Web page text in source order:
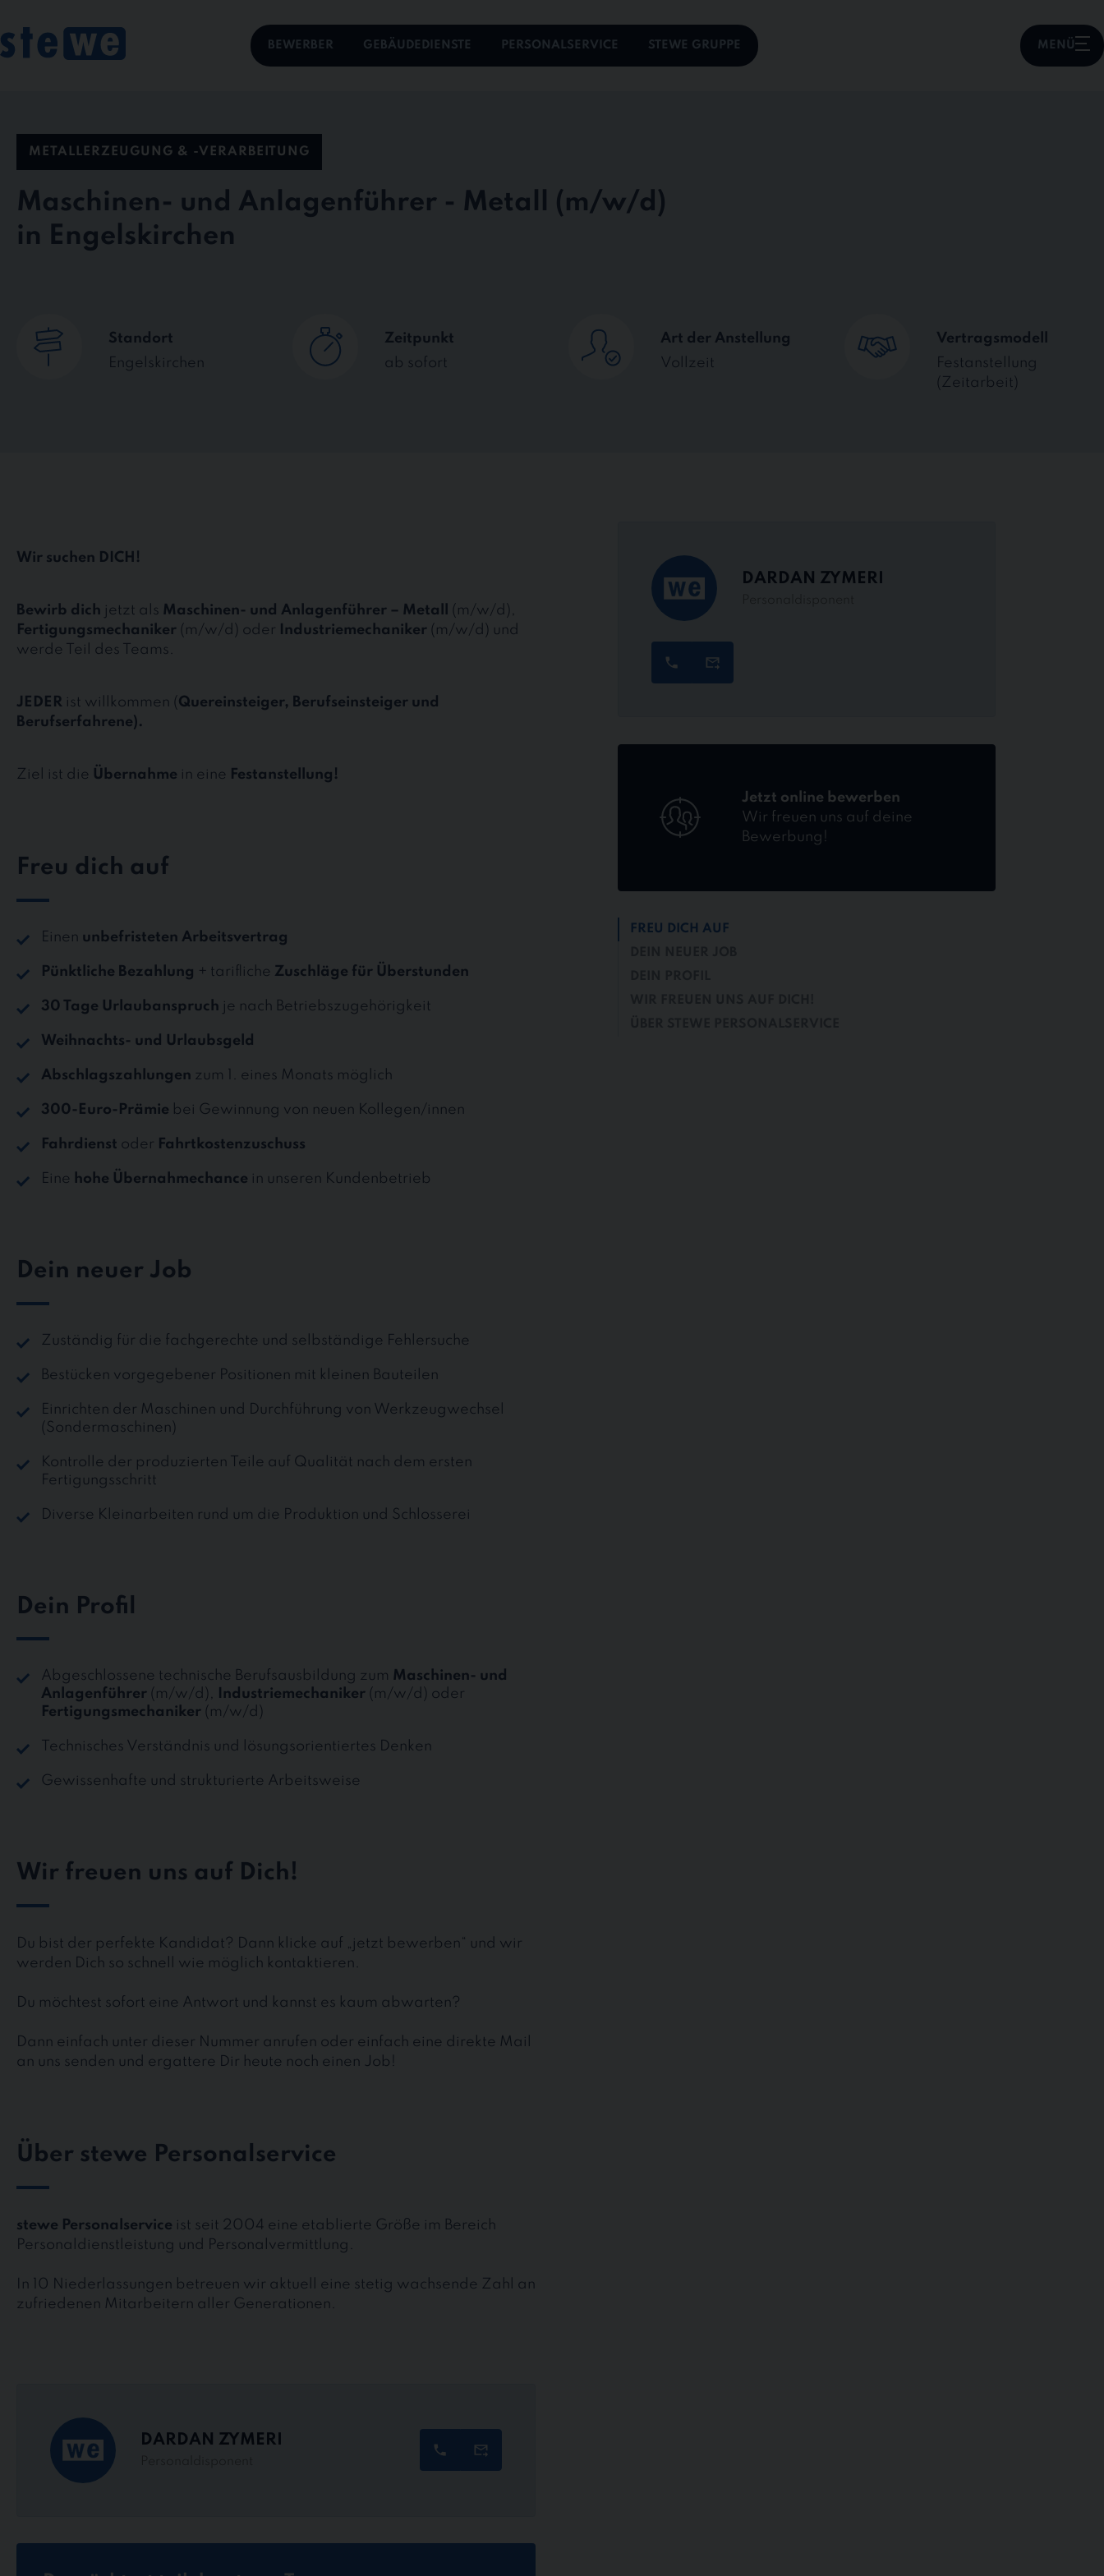
BEWERBER GEBÄUDEDIENSTE PERSONALSERVICE STEWE GRUPPE MENÜ
content
METALLERZEUGUNG & -VERARBEITUNG
Maschinen- und Anlagenführer - Metall
in Engelskirchen
Standort
Engelskirchen
Zeitpunkt
ab sofort
Art der Anstellung
Vollzeit
Vertragsmodell
Festanstellung
(Zeitarbeit)
Wir suchen DICH!
Bewirb dich jetzt als Maschinen- und Anlagenführer – Metall
(m/w/d),
Fertigungsmechaniker (m/w/d) oder Industriemechaniker (m/w/d) und
werde Teil des Teams.
JEDER ist willkommen ( Quereinsteiger, Berufseinsteiger und
Berufserfahrene).
Ziel ist die Übernahme in eine Festanstellung!
Freu dich auf
Einen unbefristeten Arbeitsvertrag
Pünktliche Bezahlung + tarifliche Zuschläge für Überstunden
30 Tage Urlaubanspruch je nach Betriebszugehörigkeit
Weihnachts- und Urlaubsgeld
Abschlagszahlungen zum 1. eines Monats möglich
300-Euro-Prämie bei Gewinnung von neuen Kollegen/innen
Fahrdienst oder Fahrtkostenzuschuss
Eine hohe Übernahmechance in unseren Kundenbetrieb
Dein neuer Job
Zuständig für die fachgerechte und selbständige Fehlersuche
Bestücken vorgegebener Positionen mit kleinen Bauteilen
Einrichten der Maschinen und Durchführung von Werkzeugwechsel
(Sondermaschinen)
Kontrolle der produzierten Teile auf Qualität nach dem ersten
Fertigungsschritt
Diverse Kleinarbeiten rund um die Produktion und Schlosserei
Dein Profil
Abgeschlossene technische Berufsausbildung zum Maschinen- und
Anlagenführer (m/w/d), Industriemechaniker (m/w/d) oder
Fertigungsmechaniker (m/w/d)
Technisches Verständnis und lösungsorientiertes Denken
Gewissenhafte und strukturierte Arbeitsweise
Wir freuen uns auf Dich!
Du bist der perfekte Kandidat? Dann klicke auf „jetzt bewerben“ und wir
werden Dich so schnell wie möglich kontaktieren.
Du möchtest sofort eine Antwort und kannst es kaum abwarten?
Dann einfach unter dieser Nummer anrufen oder einfach eine direkte Mail
an uns senden und ergattere Dir heute noch einen Job!
Über stewe Personalservice
stewe Personalservice ist seit 2004 eine etablierte Größe im Bereich
Personaldienstleistung und Personalvermittlung.
In 10 Niederlassungen betreuen wir aktuell eine stetig wachsende Zahl an
zufriedenen Mitarbeitern aller Generationen.
DARDAN ZYMERI
DARDAN ZYMERI
Jetzt online bewerben
Wir freuen uns auf deine
Bewerbung!
FREU DICH AUF